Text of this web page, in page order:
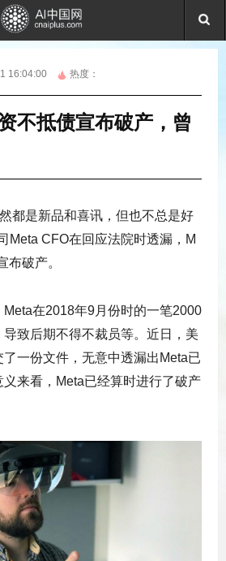
16:04:00 热度：
不抵债宣布破产，曾
都是新品和喜讯，但也不总是好
Meta CFO在回应法院时透漏，M
布破产。
在2018年9月份时的一笔2000
致后期不得不裁员等。近日，美
一份文件，无意中透漏出Meta已
来看，Meta已经算时进行了破产